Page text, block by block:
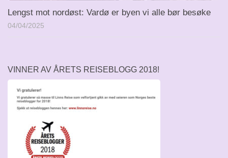
Lengst mot nordøst: Vardø er byen vi alle bør besøke
04/04/2025
VINNER AV ÅRETS REISEBLOGG 2018!